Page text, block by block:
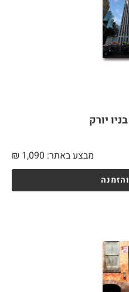
יורק
מבצע באתר: ₪ 1,090